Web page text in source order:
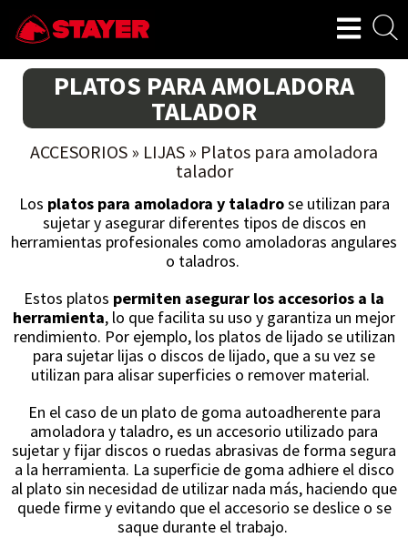
PLATOS PARA AMOLADORA
TALADOR
ACCESORIOS » LIJAS » Platos para amoladora
talador
Los platos para amoladora y taladrose utilizan para
sujetar y asegurar diferentes tipos de discos en
herramientas profesionales como amoladoras angulares
o taladros.
Estos platos permiten asegurar los accesorios a la
herramienta, lo que facilita su uso y garantiza un mejor
rendimiento. Por ejemplo, los platos de lijado se utilizan
para sujetar lijas o discos de lijado, que a su vez se
utilizan para alisar superficies o remover material.
En el caso de un plato de goma autoadherente para
amoladora y taladro, es un accesorio utilizado para
sujetar y fijar discos o ruedas abrasivas de forma segura
a la herramienta. La superficie de goma adhiere el disco
al plato sin necesidad de utilizar nada más, haciendo que
quede firme y evitando que el accesorio se deslice o se
saque durante el trabajo.